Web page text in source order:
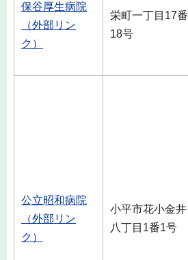
保谷厚生病院
（外部リン
ク）
栄町一丁目17番
18号
公立昭和病院
（外部リン
ク）
小平市花小金井
八丁目1番1号